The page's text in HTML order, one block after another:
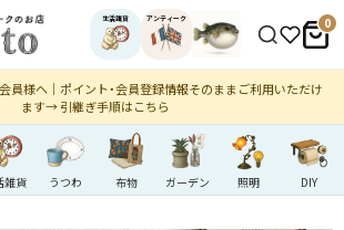
生活雑貨 アンティーク 0
員様へ｜ポイント・会員登録情報そのままご利用いただけ
ます→ 引継ぎ手順はこちら
雑貨 うつわ 布物 ガーデン 照明 DIY